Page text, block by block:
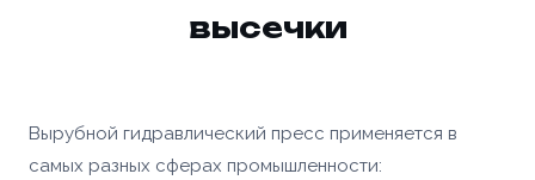
высечки
Вырубной гидравлический пресс применяется в
самых разных сферах промышленности: